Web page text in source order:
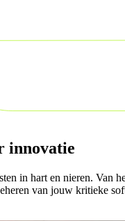
innovatie
in hart en nieren. Van
van jouw kritieke